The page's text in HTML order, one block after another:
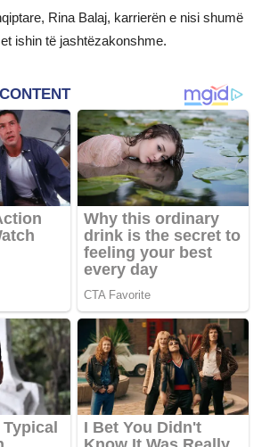
Rina Balaj, karrierën e nisi shumë
ishin të jashtëzakonshme.